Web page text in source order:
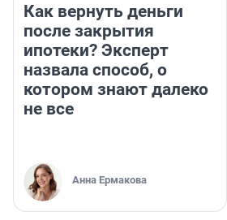
Как вернуть деньги
после закрытия
ипотеки? Эксперт
назвала способ, о
котором знают далеко
не все
Анна Ермакова